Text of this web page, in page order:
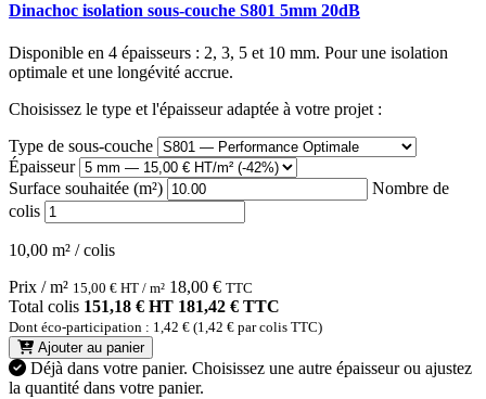
Dinachoc isolation sous-couche S801 5mm 20dB
Disponible en 4 épaisseurs : 2, 3, 5 et 10 mm. Pour une isolation
optimale et une longévité accrue.
Choisissez le type et l'épaisseur adaptée à votre projet :
Type de sous-couche
Épaisseur
Surface souhaitée (m²)
Nombre de
colis
10,00 m² / colis
Prix / m² 15,00 € HT / m² 18,00 € TTC
Total colis 151,18 € HT 181,42 € TTC
Dont éco-participation : 1,42 € (1,42 € par colis TTC)
Ajouter au panier
Déjà dans votre panier. Choisissez une autre épaisseur ou ajustez
la quantité dans votre panier.